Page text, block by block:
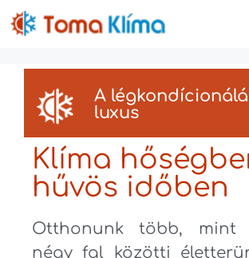
A
luxus
Klíma
hűvös időben
Otthonunk több, mint
négy fal közötti